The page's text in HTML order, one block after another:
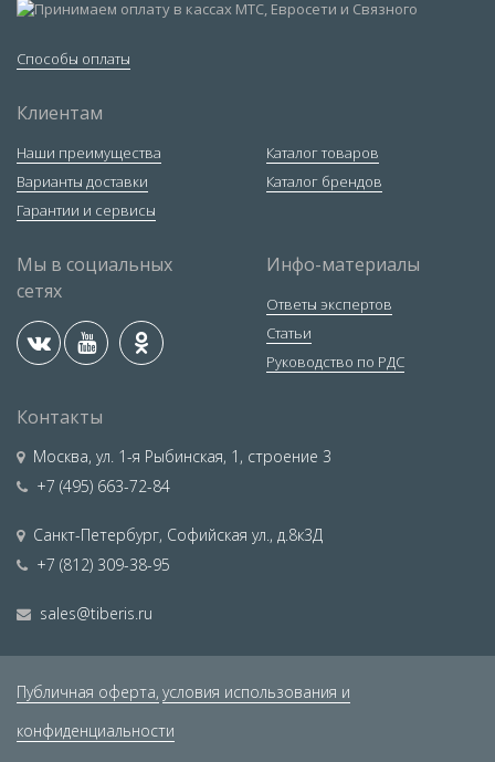
Способы оплаты
Клиентам
Наши преимущества
Варианты доставки
Гарантии и сервисы
Каталог товаров
Каталог брендов
Мы в социальных
сетях
Инфо-материалы
Ответы экспертов
Статьи
Руководство по РДС
Контакты
Москва, ул. 1-я Рыбинская, 1, строение 3
+7 (495) 663-72-84
Санкт-Петербург, Софийская ул., д.8к3Д
+7 (812) 309-38-95
sales@tiberis.ru
Публичная оферта, условия использования и
конфиденциальности